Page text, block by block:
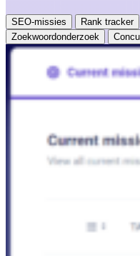
SEO-missies Rank tracker
Zoekwoordonderzoek